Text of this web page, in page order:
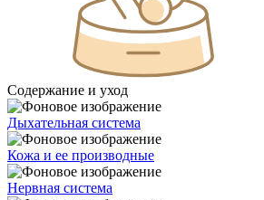
Содержание и уход
Дыхательная система
Кожа и ее производные
Нервная система